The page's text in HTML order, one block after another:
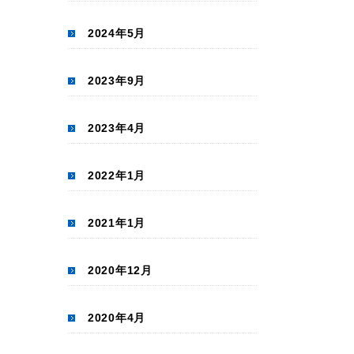
2024年5月
2023年9月
2023年4月
2022年1月
2021年1月
2020年12月
2020年4月